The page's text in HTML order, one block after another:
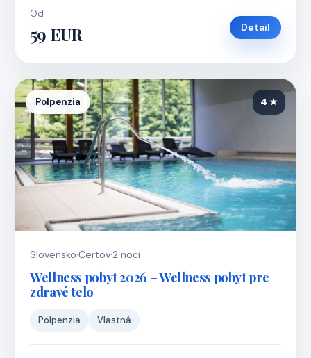
Od
59 EUR Detail
Polpenzia 4 ★
Slovensko·Čertov·2 nocí
Wellness pobyt 2026 – Wellness pobyt pre
zdravé telo
Polpenzia Vlastná